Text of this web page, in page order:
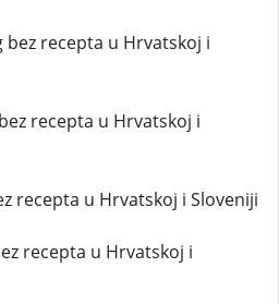
recepta u Hrvatskoj i
recepta u Hrvatskoj i
recepta u Hrvatskoj i Sloveniji
recepta u Hrvatskoj i